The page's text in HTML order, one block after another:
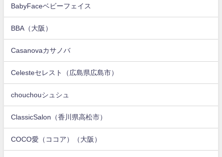
BabyFaceベビーフェイス
BBA（大阪）
Casanovaカサノバ
Celesteセレスト（広島県広島市）
chouchouシュシュ
ClassicSalon（香川県高松市）
COCO愛（ココア）（大阪）